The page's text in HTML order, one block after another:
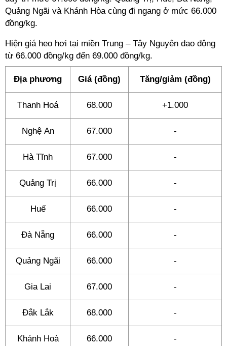
Quảng Ngãi và Khánh Hòa cùng đi ngang ở mức 66.000
đồng/kg.
Hiện giá heo hơi tại miền Trung – Tây Nguyên dao động
từ 66.000 đồng/kg đến 69.000 đồng/kg.
Địa phương Giá (đồng) Tăng/giảm (đồng)
Thanh Hoá 68.000 +1.000
Nghệ An 67.000 -
Hà Tĩnh 67.000 -
Quảng Trị 66.000 -
Huế 66.000 -
Đà Nẵng 66.000 -
Quảng Ngãi 66.000 -
Gia Lai 67.000 -
Đắk Lắk 68.000 -
Khánh Hoà 66.000 -